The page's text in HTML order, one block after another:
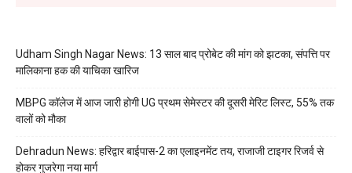
Udham Singh Nagar News: 13 साल बाद प्रोबेट की मांग को झटका, संपत्ति पर
मालिकाना हक की याचिका खारिज
MBPG कॉलेज में आज जारी होगी UG प्रथम सेमेस्टर की दूसरी मेरिट लिस्ट, 55% तक
वालों को मौका
Dehradun News: हरिद्वार बाईपास-2 का एलाइनमेंट तय, राजाजी टाइगर रिजर्व से
होकर गुजरेगा नया मार्ग